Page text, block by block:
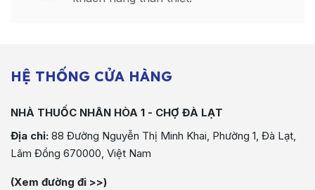
HỆ THỐNG CỬA HÀNG
NHÀ THUỐC NHÂN HÒA 1 - CHỢ ĐÀ LẠT
Địa chỉ: 88 Đường Nguyễn Thị Minh Khai, Phường 1, Đà Lạt,
Lâm Đồng 670000, Việt Nam
(Xem đường đi >>)